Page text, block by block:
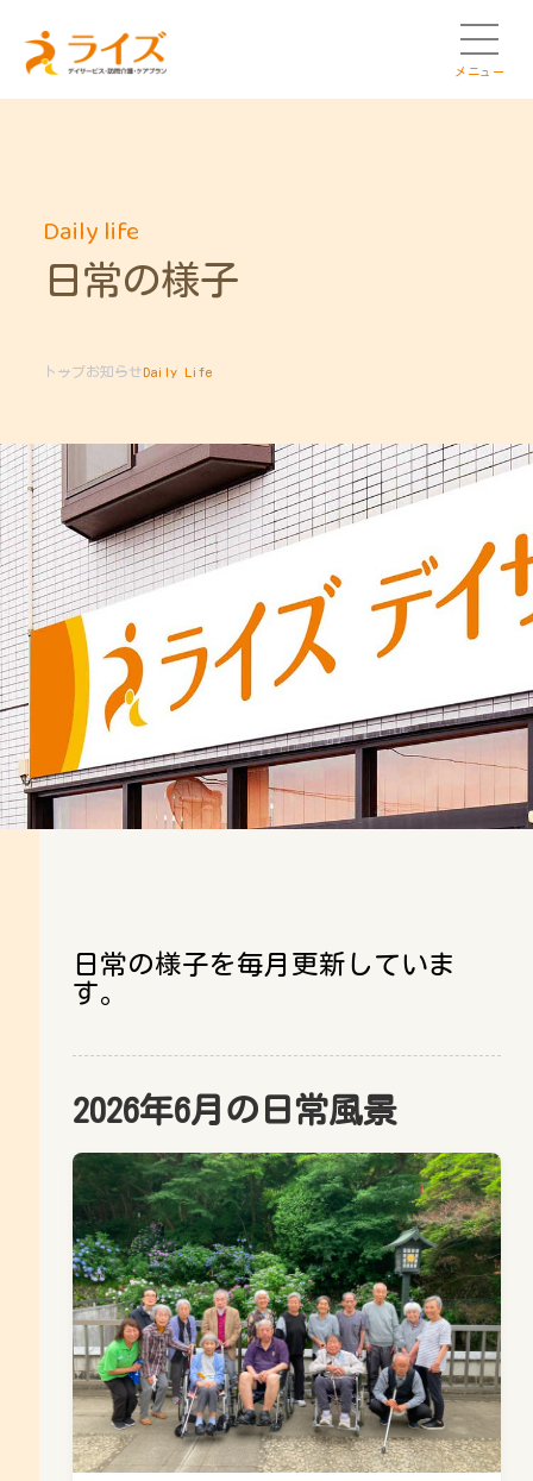
メニュー
Daily life
日常の様子
トップお知らせDaily Life
日常の様子を毎月更新していま
す。
2026年6月の日常風景